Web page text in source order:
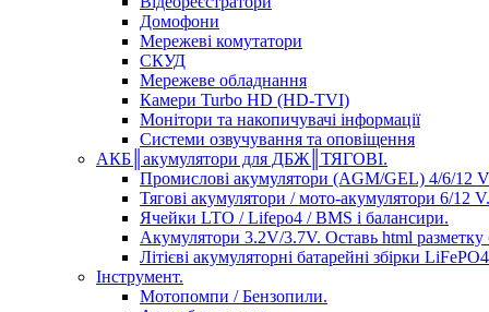
Домофони
Мережеві комутатори
СКУД
Мережеве обладнання
Камери Turbo HD (HD-TVI)
Монітори та накопичувачі інформації
Системи озвучування та оповіщення
АКБ║акумулятори для ДБЖ║ТЯГОВІ.
Промислові акумулятори (AGM/GEL) 4/6/12
Тягові акумулятори / мото-акумулятори 6/12 V.
Ячейки LTO / Lifepo4 / BMS і балансири.
Акумулятори 3.2V/3.7V. Оставь html разметку
Літієві акумуляторні батарейні збірки
Інструмент.
Мотопомпи / Бензопили.